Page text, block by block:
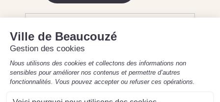
Horaires de la Mairie
Aujourd'hui
8h30-12h / 13h30-17h30